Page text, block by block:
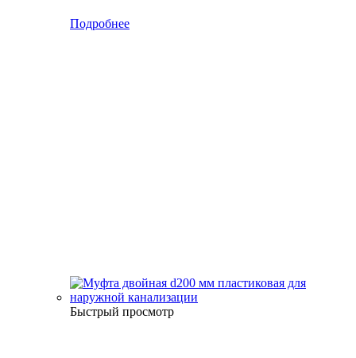
Подробнее
Быстрый просмотр